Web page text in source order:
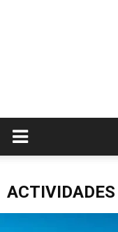
ACTIVIDADES